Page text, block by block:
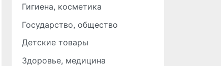
Гигиена, косметика
Государство, общество
Детские товары
Здоровье, медицина